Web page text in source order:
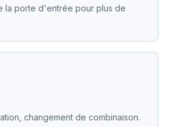
la porte d'entrée pour plus de
changement de combinaison.